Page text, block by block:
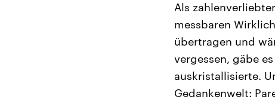
Als
messbaren
übertragen und
vergessen, gäbe
auskristallisierte.
Gedankenwelt: